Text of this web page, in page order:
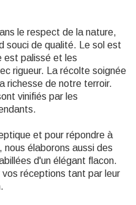
le respect de la nature,
souci de qualité. Le sol est
est palissé et les
rigueur. La récolte soignée
richesse de notre terroir.
vinifiés par les
et pour répondre à
nous élaborons aussi des
d'un élégant flacon.
réceptions tant par leur